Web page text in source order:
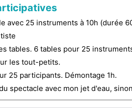
avec 25 instruments à 10h (durée
tables. 6 tables pour 25
les tout-petits.
25 participants. Démontage 1h.
spectacle avec mon jet d'eau,